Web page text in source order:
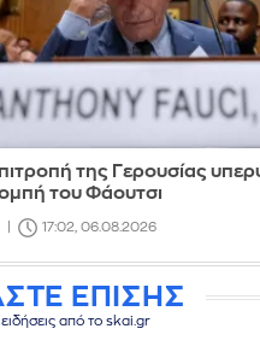
της Γερουσίας
του Φάουτσι
17:02, 06.08.2026
ΕΠΙΣΗΣ
από το skai.gr